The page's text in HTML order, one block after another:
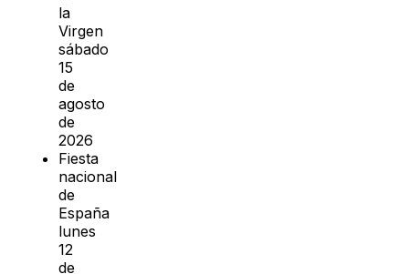
la
Virgen
sábado
15
de
agosto
de
2026
Fiesta
nacional
de
España
lunes
12
de